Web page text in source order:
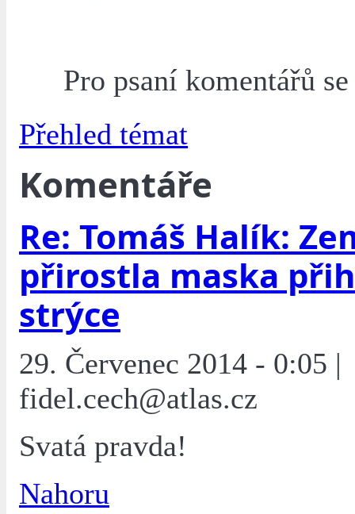
Pro psaní komentářů
Přehled témat
Komentáře
Re: Tomáš Halík:
přirostla maska
strýce
29. Červenec 2014 - 0:05 |
fidel.cech@atlas.cz
Svatá pravda!
Nahoru